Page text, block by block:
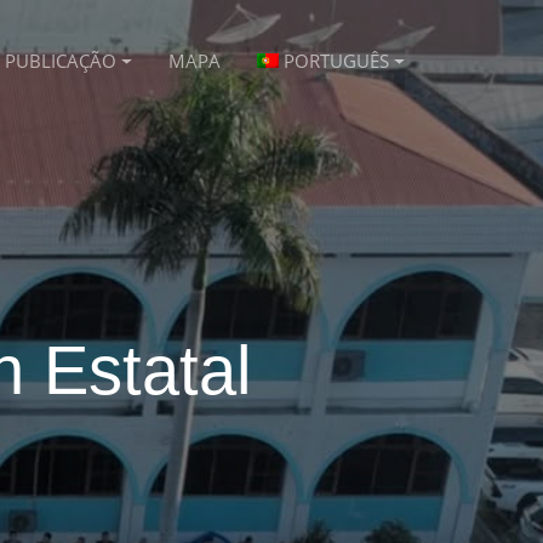
PUBLICAÇÃO MAPA PORTUGUÊS
Estatal